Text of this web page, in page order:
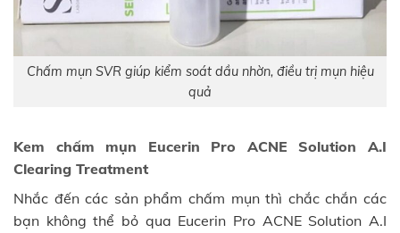
Chấm mụn SVR giúp kiểm soát dầu nhờn, điều trị mụn hiệu
quả
Kem chấm mụn Eucerin Pro ACNE Solution A.I
Clearing Treatment
Nhắc đến các sản phẩm chấm mụn thì chắc chắn các
bạn không thể bỏ qua Eucerin Pro ACNE Solution A.I